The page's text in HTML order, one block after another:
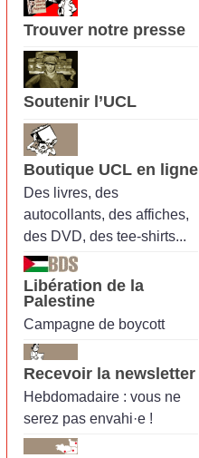
Trouver notre presse
Soutenir l’UCL
Boutique UCL en ligne
Des livres, des
autocollants, des affiches,
des DVD, des tee-shirts...
Libération de la
Palestine
Campagne de boycott
Recevoir la newsletter
Hebdomadaire : vous ne
serez pas envahi·e !